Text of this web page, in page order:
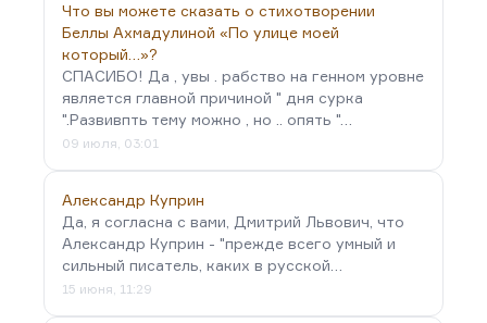
Что вы можете сказать о стихотворении
Беллы Ахмадулиной «По улице моей
который…»?
СПАСИБО! Да , увы . рабство на генном уровне
является главной причиной " дня сурка
".Развивпть тему можно , но .. опять "…
09 июля, 03:01
Александр Куприн
Да, я согласна с вами, Дмитрий Львович, что
Александр Куприн - "прежде всего умный и
сильный писатель, каких в русской…
15 июня, 11:29